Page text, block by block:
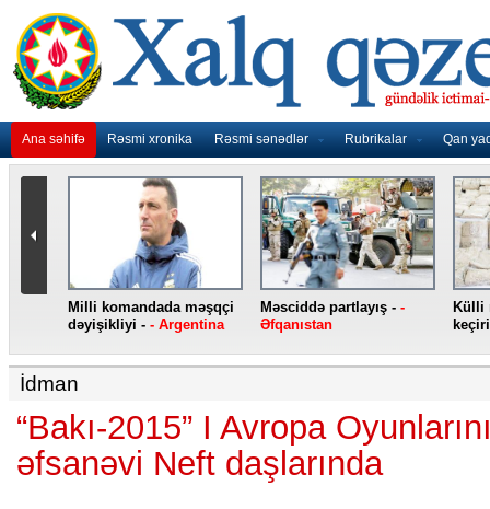
Ana səhifə Rəsmi xronika Rəsmi sənədlər Rubrikalar Qan
Milli komandada məşqçi
dəyişikliyi - - Argentina
Məsciddə partlayış - -
Əfqanıstan
Külli
İdman
“Bakı-2015” I Avropa
əfsanəvi Neft daşlarında